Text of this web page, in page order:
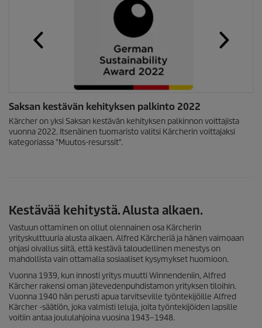
Saksan kestävän kehityksen palkinto 2022
Kärcher on yksi Saksan kestävän kehityksen palkinnon voittajista
vuonna 2022. Itsenäinen tuomaristo valitsi Kärcherin voittajaksi
kategoriassa "Muutos-resurssit".
Kestävää kehitystä. Alusta alkaen.
Vastuun ottaminen on ollut olennainen osa Kärcherin
yrityskulttuuria alusta alkaen. Alfred Kärcheriä ja hänen vaimoaan
ohjasi oivallus siitä, että kestävä taloudellinen menestys on
mahdollista vain ottamalla sosiaaliset kysymykset huomioon.
Vuonna 1939, kun innosti yritys muutti Winnendeniin, Alfred
Kärcher rakensi oman jätevedenpuhdistamon yrityksen tiloihin.
Vuonna 1940 hän perusti apua tarvitseville työntekijöille Alfred
Kärcher -säätiön, joka valmisti leluja, joita työntekijöiden lapsille
voitiin antaa joululahjoina vuosina 1943–1948.